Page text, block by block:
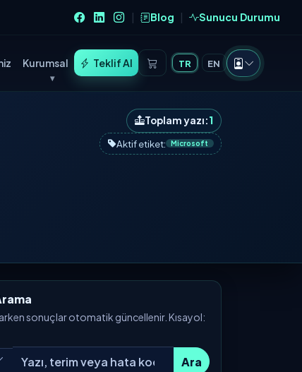
Blog Sunucu Durumu
Kurumsal Teklif Al TR EN
Toplam yazı:1
Aktif etiket: Microsoft
sonuçlar otomatik güncellenir. Kısayol:
Ara